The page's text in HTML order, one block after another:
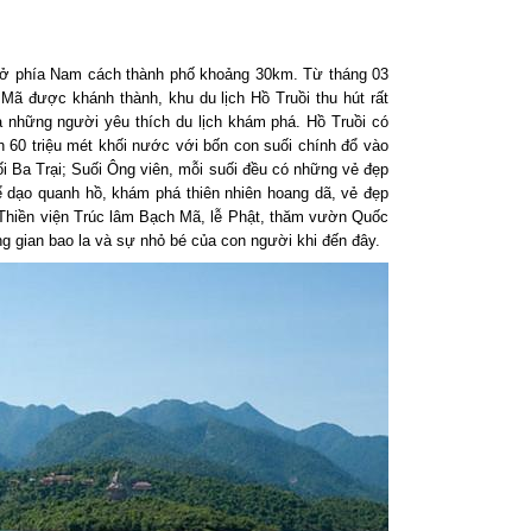
Nam cách thành phố khoảng 30km. Từ tháng 03
được khánh thành, khu du lịch Hồ Truồi thu hút rất
người yêu thích du lịch khám phá. Hồ Truồi có
triệu mét khối nước với bốn con suối chính đổ vào
Trại; Suối Ông viên, mỗi suối đều có những vẻ đẹp
quanh hồ, khám phá thiên nhiên hoang dã, vẻ đẹp
viện Trúc lâm Bạch Mã, lễ Phật, thăm vườn Quốc
bao la và sự nhỏ bé của con người khi đến đây.